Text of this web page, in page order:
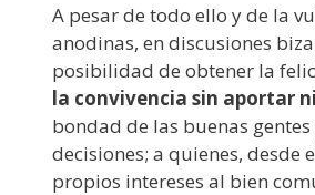
A pesar de todo ello y de la
anodinas, en discusiones
posibilidad de obtener la
la convivencia sin aportar
bondad de las buenas
decisiones; a quienes,
propios intereses al bien